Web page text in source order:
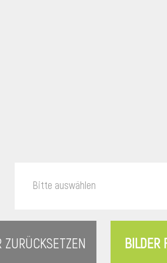
Bitte auswählen